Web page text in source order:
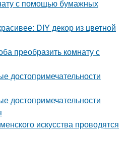
с помощью бумажных
DIY декор из цветной
преобразить комнату с
достопримечательности
достопримечательности
искусства проводятся